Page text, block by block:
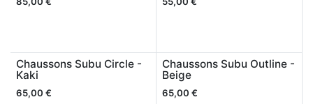
Chaussons Subu Circle -
Kaki
65,00 €
Chaussons Subu Outline -
Beige
65,00 €